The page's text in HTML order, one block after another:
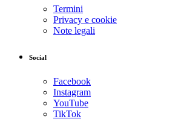
Termini
Privacy e cookie
Note legali
Social
Facebook
Instagram
YouTube
TikTok